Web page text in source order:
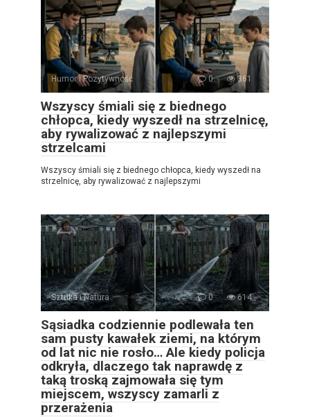
Humor i Pozytywność 0 361
Wszyscy śmiali się z biednego
chłopca, kiedy wyszedł na strzelnicę,
aby rywalizować z najlepszymi
strzelcami
Wszyscy śmiali się z biednego chłopca, kiedy wyszedł na
strzelnicę, aby rywalizować z najlepszymi
Sztuka i Natura 0 614
Sąsiadka codziennie podlewała ten
sam pusty kawałek ziemi, na którym
od lat nic nie rosło… Ale kiedy policja
odkryła, dlaczego tak naprawdę z
taką troską zajmowała się tym
miejscem, wszyscy zamarli z
przerażenia